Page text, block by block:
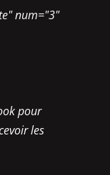
num="3"
pour
les